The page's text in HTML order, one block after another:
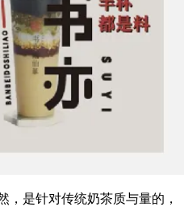
，是针对传统奶茶质与量的，